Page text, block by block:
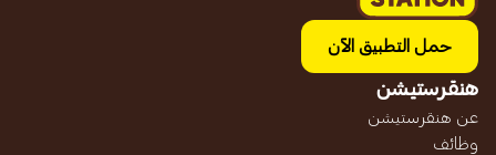
حمل التطبيق الآن
هنقرستيشن
عن هنقرستيشن
وظائف